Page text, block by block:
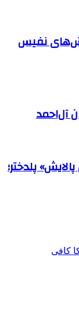
نفیس
آل‌احمد
پلدختر؛
کافی